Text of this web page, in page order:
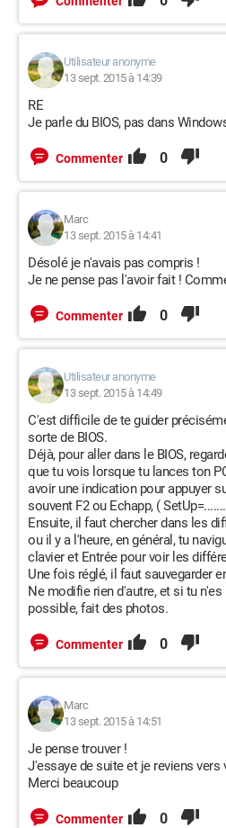
Utilisateur anonyme
13 sept. 2015 à 14:39
RE
Je parle du BIOS, pas dans
Commenter 0
Marc
13 sept. 2015 à 14:41
Désolé je n'avais pas compris !
Je ne pense pas l'avoir fait !
Commenter 0
Utilisateur anonyme
13 sept. 2015 à 14:49
C'est difficile de te guider
sorte de BIOS.
Déjà, pour aller dans le BIOS,
que tu vois lorsque tu lances ton
avoir une indication pour appuyer
souvent F2 ou Echapp, (
Ensuite, il faut chercher dans les
ou il y a l'heure, en général, tu
clavier et Entrée pour voir les
Une fois réglé, il faut sauvegarder
Ne modifie rien d'autre, et si tu
possible, fait des photos.
Commenter 0
Marc
13 sept. 2015 à 14:51
Je pense trouver !
J'essaye de suite et je reviens vers
Merci beaucoup
Commenter 0